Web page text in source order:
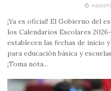
¡Ya es oficial! El Gobierno del
los Calendarios Escolares
establecen las fechas de inicio
para educación básica y
¡Toma nota...